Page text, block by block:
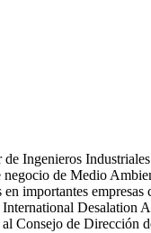
Ingenieros
de Medio
en importantes
Consejo de